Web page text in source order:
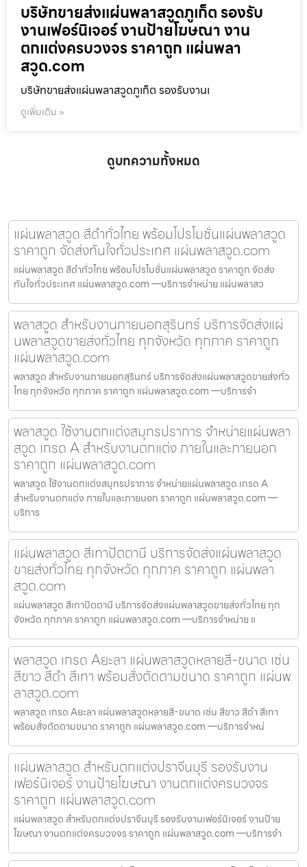
บริษัทขายส่งแผ่นพลาสวูดภูเก็ต รองรับ
งานเฟอร์นิเจอร์ งานป้ายโฆษณา งาน
ตกแต่งครบวงจร ราคาถูก แผ่นพลา
สวูด.com
บริษัทขายส่งแผ่นพลาสวูดภูเก็ต รองรับงานเ
ดูเพิ่มเติม »
ดูบทความทั้งหมด
แผ่นพลาสวูด สีดำทั่วไทย พร้อมโปรโมชั่นแผ่นพลาสวูด
ราคาถูก จัดส่งทันใจทั่วประเทศ แผ่นพลาสวูด.com
แผ่นพลาสวูด สีดำทั่วไทย พร้อมโปรโมชั่นแผ่นพลาสวูด ราคาถูก จัดส่ง
ทันใจทั่วประเทศ แผ่นพลาสวูด.com —บริการจำหน่าย แผ่นพลาสว
พลาสวูด สำหรับงานภายนอกสุรินทร์ บริการจัดส่งแผ่
นพลาสวูดขายส่งทั่วไทย ทุกจังหวัด ทุกภาค ราคาถูก
แผ่นพลาสวูด.com
พลาสวูด สำหรับงานภายนอกสุรินทร์ บริการจัดส่งแผ่นพลาสวูดขายส่งทั่ว
ไทย ทุกจังหวัด ทุกภาค ราคาถูก แผ่นพลาสวูด.com —บริการจำ
พลาสวูด ใช้งานตกแต่งสมุทรปราการ จำหน่ายแผ่นพลา
สวูด เกรด A สำหรับงานตกแต่ง ภายในและภายนอก
ราคาถูก แผ่นพลาสวูด.com
พลาสวูด ใช้งานตกแต่งสมุทรปราการ จำหน่ายแผ่นพลาสวูด เกรด A
สำหรับงานตกแต่ง ภายในและภายนอก ราคาถูก แผ่นพลาสวูด.com —
บริการ
แผ่นพลาสวูด สีเทาปัตตานี บริการจัดส่งแผ่นพลาสวูด
ขายส่งทั่วไทย ทุกจังหวัด ทุกภาค ราคาถูก แผ่นพลา
สวูด.com
แผ่นพลาสวูด สีเทาปัตตานี บริการจัดส่งแผ่นพลาสวูดขายส่งทั่วไทย ทุก
จังหวัด ทุกภาค ราคาถูก แผ่นพลาสวูด.com —บริการจำหน่าย แ
พลาสวูด เกรด Aยะลา แผ่นพลาสวูดหลายสี-ขนาด เช่น
สีขาว สีดำ สีเทา พร้อมสั่งตัดตามขนาด ราคาถูก แผ่นพ
ลาสวูด.com
พลาสวูด เกรด Aยะลา แผ่นพลาสวูดหลายสี-ขนาด เช่น สีขาว สีดำ สีเทา
พร้อมสั่งตัดตามขนาด ราคาถูก แผ่นพลาสวูด.com —บริการจำหน่
แผ่นพลาสวูด สำหรับตกแต่งปราจีนบุรี รองรับงาน
เฟอร์นิเจอร์ งานป้ายโฆษณา งานตกแต่งครบวงจร
ราคาถูก แผ่นพลาสวูด.com
แผ่นพลาสวูด สำหรับตกแต่งปราจีนบุรี รองรับงานเฟอร์นิเจอร์ งานป้าย
โฆษณา งานตกแต่งครบวงจร ราคาถูก แผ่นพลาสวูด.com —บริการจำ